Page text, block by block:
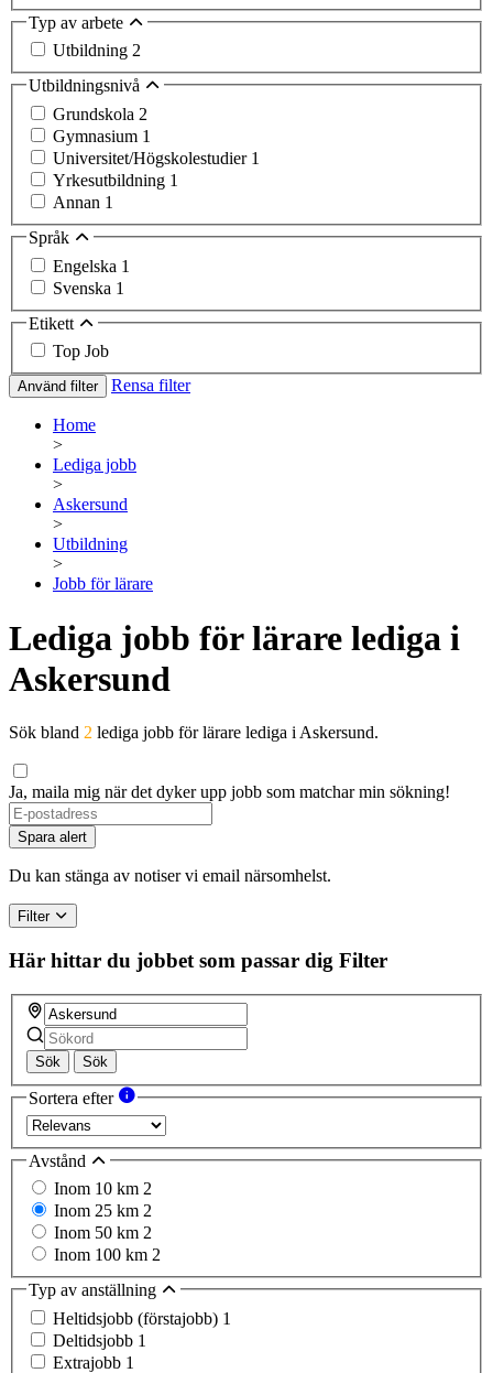
Typ av arbete
Utbildning 2
Utbildningsnivå
Grundskola 2
Gymnasium 1
Universitet/Högskolestudier 1
Yrkesutbildning 1
Annan 1
Språk
Engelska 1
Svenska 1
Etikett
Top Job
Använd filter Rensa filter
Home
>
Lediga jobb
>
Askersund
>
Utbildning
>
Jobb för lärare
Lediga jobb för lärare lediga i
Askersund
Sök bland 2 lediga jobb för lärare lediga i Askersund.
Ja, maila mig när det dyker upp jobb som matchar min sökning!
Spara alert
Du kan stänga av notiser vi email närsomhelst.
Filter
Här hittar du jobbet som passar dig Filter
Sök Sök
Sortera efter
Avstånd
Inom 10 km 2
Inom 25 km 2
Inom 50 km 2
Inom 100 km 2
Typ av anställning
Heltidsjobb (förstajobb) 1
Deltidsjobb 1
Extrajobb 1